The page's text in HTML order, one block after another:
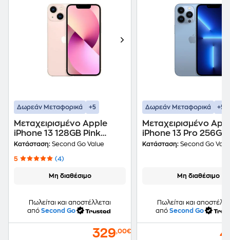
Δωρεάν Μεταφορικά +5
Μεταχειρισμένο Apple
iPhone 13 128GB Pink
second go value Certified
Κατάσταση: Second Go Value
5 (4)
Μη διαθέσιμο
Πωλείται και αποστέλλεται
από Second Go
329,00€
Δωρεάν Μεταφορικά +5
Μεταχειρισμένο
iPhone 13 Pro 256GB
Sierra Blue second
Κατάσταση: Second Go
Μη διαθέσιμο
Πωλείται και
από Second Go